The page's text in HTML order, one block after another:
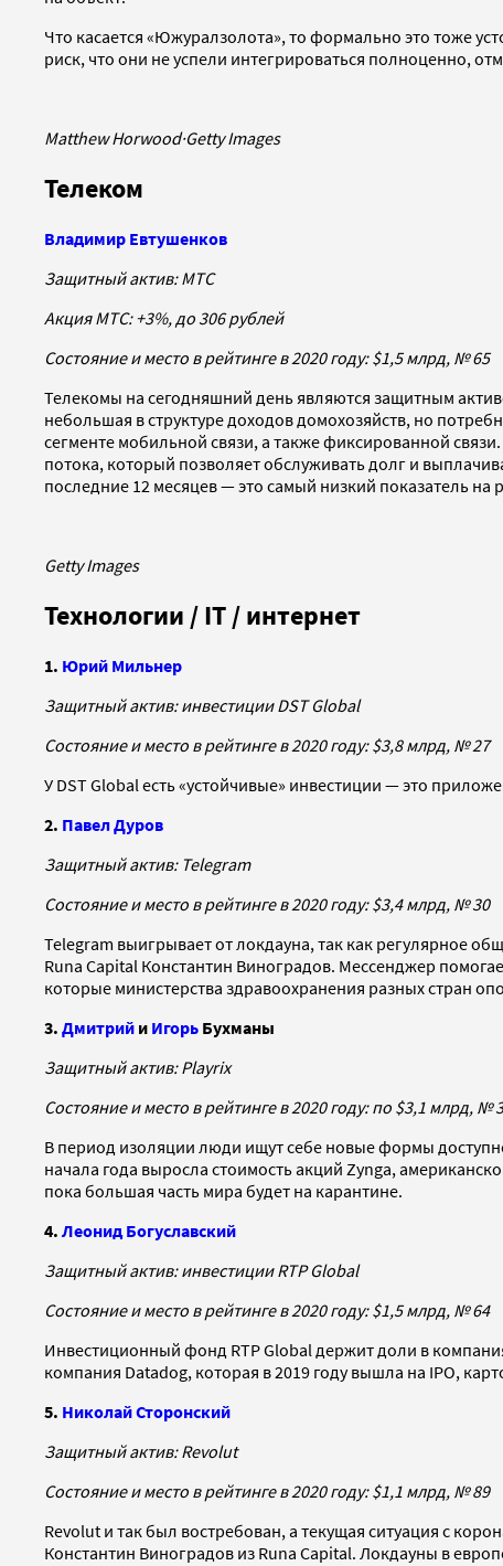
Что касается «Южуралзолота», то формально это тоже
риск, что они не успели интегрироваться полноценно,
Matthew Horwood·Getty Images
Телеком
Владимир Евтушенков
Защитный актив: МТС
Акция МТС: +3%, до 306 рублей
Состояние и место в рейтинге в 2020 году: $1,5 млрд, № 65
Телекомы на сегодняшний день являются защитным
небольшая в структуре доходов домохозяйств, но
сегменте мобильной связи, а также фиксированной
потока, который позволяет обслуживать долг и
последние 12 месяцев — это самый низкий показатель
Getty Images
Технологии / IT / интернет
1. Юрий Мильнер
Защитный актив: инвестиции DST Global
Состояние и место в рейтинге в 2020 году: $3,8 млрд, № 27
У DST Global есть «устойчивые» инвестиции — это
2. Павел Дуров
Защитный актив: Telegram
Состояние и место в рейтинге в 2020 году: $3,4 млрд, № 30
Telegram выигрывает от локдауна, так как регулярное
Runa Capital Константин Виноградов. Мессенджер
которые министерства здравоохранения разных стран
3. Дмитрий и Игорь Бухманы
Защитный актив: Playrix
Состояние и место в рейтинге в 2020 году: по $3,1 млрд, №
В период изоляции люди ищут себе новые формы
начала года выросла стоимость акций Zynga,
пока большая часть мира будет на карантине.
4. Леонид Богуславский
Защитный актив: инвестиции RTP Global
Состояние и место в рейтинге в 2020 году: $1,5 млрд, № 64
Инвестиционный фонд RTP Global держит доли в
компания Datadog, которая в 2019 году вышла на IPO,
5. Николай Сторонский
Защитный актив: Revolut
Состояние и место в рейтинге в 2020 году: $1,1 млрд, № 89
Revolut и так был востребован, а текущая ситуация с
Константин Виноградов из Runa Capital. Локдауны в